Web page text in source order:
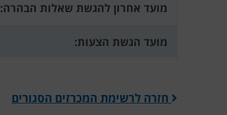
מועד אחרון להגשת שאלות הבהרה:
מועד הגשת הצעות:
חזרה לרשימת המכרזים הסגורים